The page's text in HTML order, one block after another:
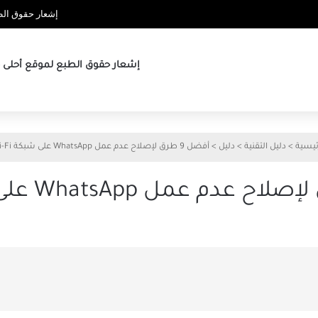
إشعار حقوق
إشعار حقوق الطبع لموقع أحلى
> دليل التقنية > دليل > أفضل 9 طرق لإصلاح عدم عمل WhatsApp على شبكة Wi-Fi